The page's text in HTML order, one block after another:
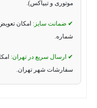
موتوری و تیپاکس).
✔ ضمانت سایز: امکان
شماره.
✔ ارسال سریع در تهران:
سفارشات شهر تهران.